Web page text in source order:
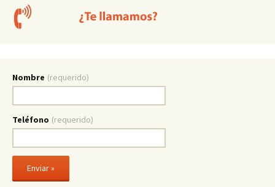
Nombre (requerido)
Teléfono (requerido)